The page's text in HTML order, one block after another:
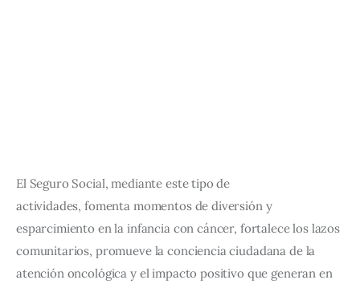
El Seguro Social, mediante este tipo de
actividades, fomenta momentos de diversión y
esparcimiento en la infancia con cáncer, fortalece los lazos
comunitarios, promueve la conciencia ciudadana de la
atención oncológica y el impacto positivo que generan en